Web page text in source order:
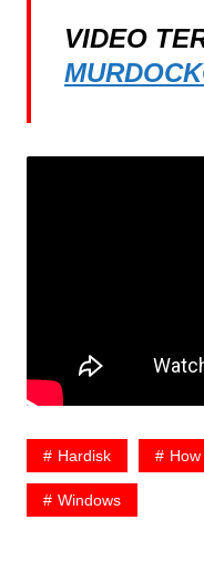
VIDEO
Hardisk How
Windows